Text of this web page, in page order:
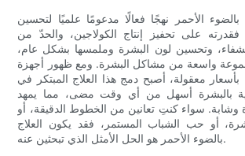
بالضوء الأحمر نهجًا فعالًا مدعومًا علميًا لتحسين
على تحفيز إنتاج الكولاجين، والحدّ من
الشفاء، وتحسين لون البشرة وملمسها بشكل عام،
واسعة من مشاكل البشرة. ومع ظهور أجهزة
بأسعار معقولة، أصبح دمج هذا العلاج المبتكر في
بالبشرة أسهل من أي وقت مضى، مما يمهد
سواء كنتِ تعانين من الخطوط الدقيقة، أو
أو حب الشباب المستمر، فقد يكون العلاج
بالضوء الأحمر هو الحل الأمثل الذي تبحثين عنه.